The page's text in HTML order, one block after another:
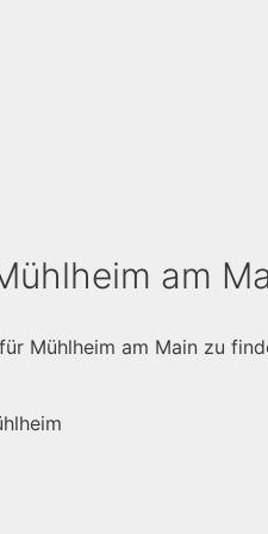
am
Mühlheim am Main zu